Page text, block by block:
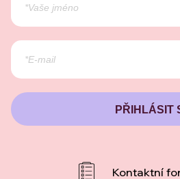
PŘIHLÁSIT